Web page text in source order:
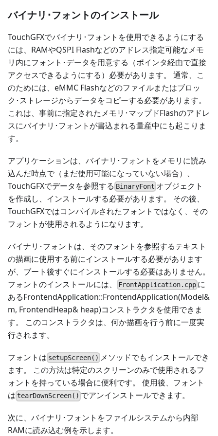
バイナリ･フォントのインストール
TouchGFXでバイナリ･フォントを使用できるようにする
には、RAMやQSPI Flashなどのアドレス指定可能なメモ
リ内にフォント･データを用意する（ポインタ経由で直接
アクセスできるようにする）必要があります。 通常、こ
のためには、eMMC Flashなどのファイルまたはブロッ
ク･ストレージからデータをコピーする必要があります。
これは、事前に指定されたメモリ･マップドFlashのアドレ
スにバイナリ･フォントが書込まれる量産中にも起こりま
す。
アプリケーションは、バイナリ･フォントをメモリに読み
込んだ時点で（まだ使用可能になっていない場合）、
TouchGFXでデータを参照する BinaryFont オブジェクト
を作成し、インストールする必要があります。 その後、
TouchGFXではコンパイルされたフォントではなく、その
フォントが使用されるようになります。
バイナリ･フォントは、そのフォントを参照するテキスト
の描画に使用する前にインストールする必要があります
が、ブート後すぐにインストールする必要はありません。
フォントのインストールには、
FrontApplication.cpp に
あるFrontendApplication::FrontendApplication(Model&
m, FrontendHeap& heap)コンストラクタを使用できま
す。 このコンストラクタは、何か描画を行う前に一度実
行されます。
フォントは setupScreen() メソッドでもインストールでき
ます。 この方法は特定のスクリーンのみで使用されるフ
ォントを持っている場合に便利です。 使用後、フォント
は tearDownScreen() でアンインストールできます。
次に、バイナリ･フォントをファイルシステムから内部
RAMに読み込む例を示します。